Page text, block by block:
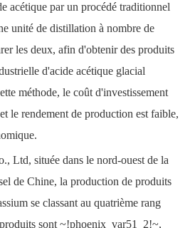
acétique par un procédé traditionnel
unité de distillation à nombre de
les deux, afin d'obtenir des produits
d'acide acétique glacial
méthode, le coût d'investissement
le rendement de production est faible,
Ltd, située dans le nord-ouest de la
de Chine, la production de produits
se classant au quatrième rang
sont ~!phoenix_var51_2!~,